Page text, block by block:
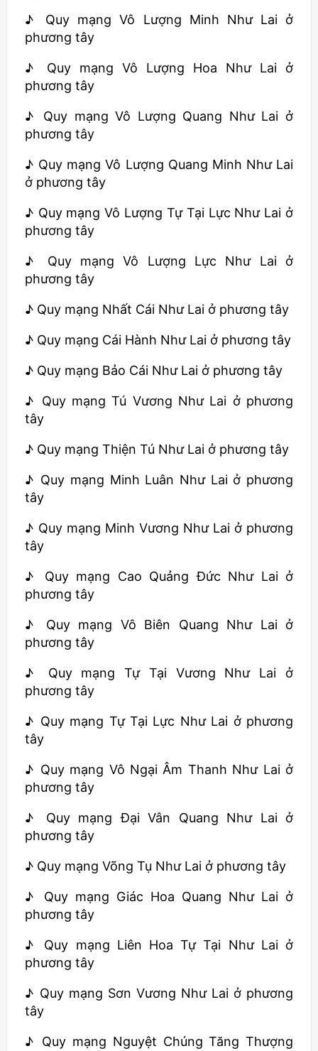
♪ Quy mạng Vô Lượng Minh Như Lai ở
phương tây
♪ Quy mạng Vô Lượng Hoa Như Lai ở
phương tây
♪ Quy mạng Vô Lượng Quang Như Lai ở
phương tây
♪ Quy mạng Vô Lượng Quang Minh Như Lai
ở phương tây
♪ Quy mạng Vô Lượng Tự Tại Lực Như Lai ở
phương tây
♪ Quy mạng Vô Lượng Lực Như Lai ở
phương tây
♪ Quy mạng Nhất Cái Như Lai ở phương tây
♪ Quy mạng Cái Hành Như Lai ở phương tây
♪ Quy mạng Bảo Cái Như Lai ở phương tây
♪ Quy mạng Tú Vương Như Lai ở phương
tây
♪ Quy mạng Thiện Tú Như Lai ở phương tây
♪ Quy mạng Minh Luân Như Lai ở phương
tây
♪ Quy mạng Minh Vương Như Lai ở phương
tây
♪ Quy mạng Cao Quảng Đức Như Lai ở
phương tây
♪ Quy mạng Vô Biên Quang Như Lai ở
phương tây
♪ Quy mạng Tự Tại Vương Như Lai ở
phương tây
♪ Quy mạng Tự Tại Lực Như Lai ở phương
tây
♪ Quy mạng Vô Ngại Âm Thanh Như Lai ở
phương tây
♪ Quy mạng Đại Vân Quang Như Lai ở
phương tây
♪ Quy mạng Võng Tụ Như Lai ở phương tây
♪ Quy mạng Giác Hoa Quang Như Lai ở
phương tây
♪ Quy mạng Liên Hoa Tự Tại Như Lai ở
phương tây
♪ Quy mạng Sơn Vương Như Lai ở phương
tây
♪ Quy mạng Nguyệt Chúng Tăng Thượng